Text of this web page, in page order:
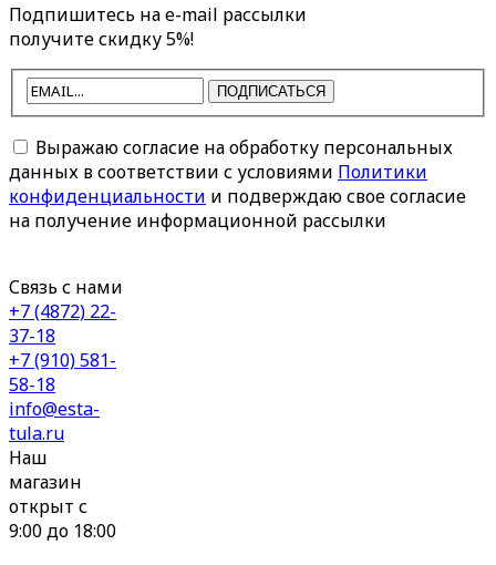
Подпишитесь на e-mail рассылки
получите скидку 5%!
ПОДПИСАТЬСЯ
Выражаю согласие на обработку персональных
данных в соответствии с условиями Политики
конфиденциальности и подверждаю свое согласие
на получение информационной рассылки
Связь с нами
+7 (4872) 22-
37-18
+7 (910) 581-
58-18
info@esta-
tula.ru
Наш
магазин
открыт с
9:00 до 18:00